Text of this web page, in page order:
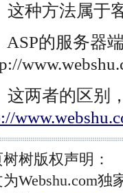
方法属于客
的服务器端
者的区别，
树树版权声明：
为Webshu.com